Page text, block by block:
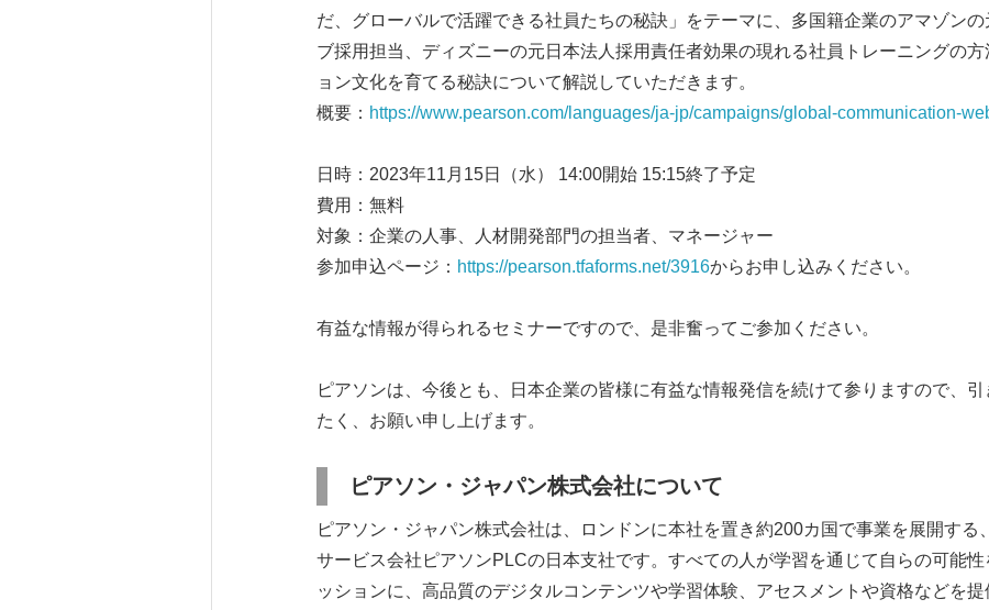
だ、グローバルで活躍できる社員たちの秘訣」をテーマに、多国籍企業のアマゾン
ブ採用担当、ディズニーの元日本法人採用責任者効果の現れる社員トレーニングの
ョン文化を育てる秘訣について解説していただきます。
概要： https://www.pearson.com/languages/ja-jp/campaigns/global-communication-
日時：2023年11月15日（水） 14:00開始 15:15終了予定
費用：無料
対象：企業の人事、人材開発部門の担当者、マネージャー
参加申込ページ： https://pearson.tfaforms.net/3916からお申し込みください。
有益な情報が得られるセミナーですので、是非奮ってご参加ください。
ピアソンは、今後とも、日本企業の皆様に有益な情報発信を続けて参りますので、引
たく、お願い申し上げます。
ピアソン・ジャパン株式会社について
ピアソン・ジャパン株式会社は、ロンドンに本社を置き約200カ国で事業を展開する
サービス会社ピアソンPLCの日本支社です。すべての人が学習を通じて自らの可能性
ッションに、高品質のデジタルコンテンツや学習体験、アセスメントや資格などを